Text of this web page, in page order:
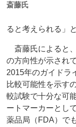
斎藤氏
ると考えられる」
斎藤氏によると
の方向性が示され
2015年のガイドラ
比較可能性を示す
較試験で十分な可
ートマーカーとし
薬品局（FDA）で